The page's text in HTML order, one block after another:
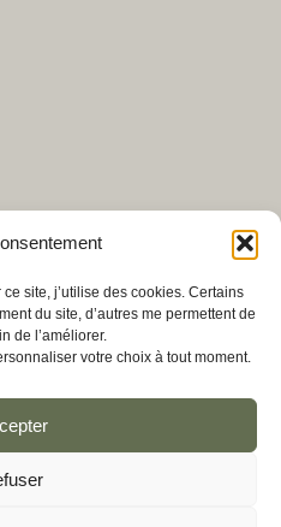
site, j’utilise des cookies. Certains
du site, d’autres me permettent de
de l’améliorer.
votre choix à tout moment.
confidentialité
de vente